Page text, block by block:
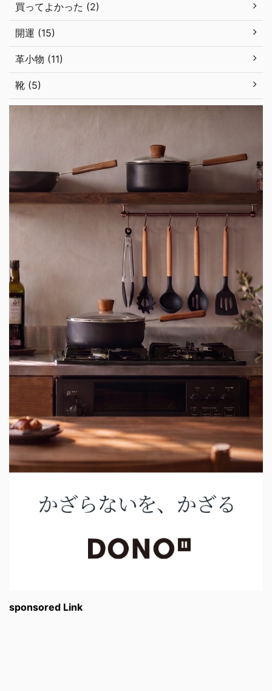
買ってよかった (2)
開運 (15)
革小物 (11)
靴 (5)
sponsored Link